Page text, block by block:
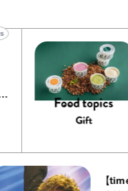
キャ
articles
【